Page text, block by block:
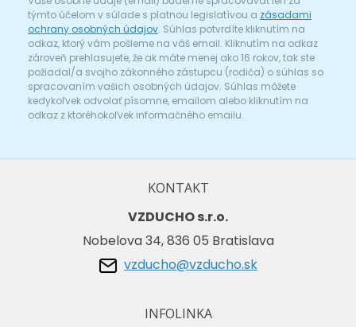
týmto účelom v súlade s platnou legislatívou a zásadami
ochrany osobných údajov. Súhlas potvrdíte kliknutím na
odkaz, ktorý vám pošleme na váš email. Kliknutím na odkaz
zároveň prehlasujete, že ak máte menej ako 16 rokov, tak ste
požiadal/a svojho zákonného zástupcu (rodiča) o súhlas so
spracovaním vašich osobných údajov. Súhlas môžete
kedykoľvek odvolať písomne, emailom alebo kliknutím na
odkaz z ktoréhokoľvek informačného emailu.
KONTAKT
VZDUCHO s.r.o.
Nobelova 34, 836 05 Bratislava
vzducho@vzducho.sk
INFOLINKA